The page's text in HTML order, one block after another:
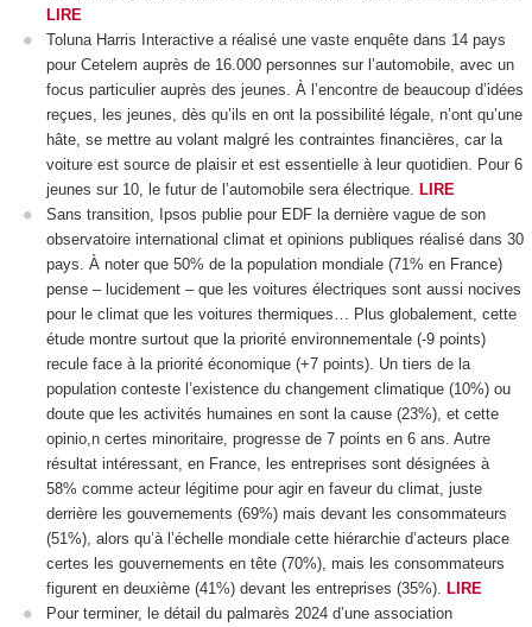
LIRE
Toluna Harris Interactive a réalisé une vaste enquête dans 14 pays
pour Cetelem auprès de 16.000 personnes sur l’automobile, avec un
focus particulier auprès des jeunes. À l’encontre de beaucoup d’idées
reçues, les jeunes, dès qu’ils en ont la possibilité légale, n’ont qu’une
hâte, se mettre au volant malgré les contraintes financières, car la
voiture est source de plaisir et est essentielle à leur quotidien. Pour 6
jeunes sur 10, le futur de l’automobile sera électrique.
LIRE
Sans transition, Ipsos publie pour EDF la dernière vague de son
observatoire international climat et opinions publiques réalisé dans 30
pays. À noter que 50% de la population mondiale (71% en France)
pense – lucidement – que les voitures électriques sont aussi nocives
pour le climat que les voitures thermiques… Plus globalement, cette
étude montre surtout que la priorité environnementale (-9 points)
recule face à la priorité économique (+7 points). Un tiers de la
population conteste l’existence du changement climatique (10%) ou
doute que les activités humaines en sont la cause (23%), et cette
opinio,n certes minoritaire, progresse de 7 points en 6 ans. Autre
résultat intéressant, en France, les entreprises sont désignées à
58% comme acteur légitime pour agir en faveur du climat, juste
derrière les gouvernements (69%) mais devant les consommateurs
(51%), alors qu’à l’échelle mondiale cette hiérarchie d’acteurs place
certes les gouvernements en tête (70%), mais les consommateurs
figurent en deuxième (41%) devant les entreprises (35%).
LIRE
Pour terminer, le détail du palmarès 2024 d’une association